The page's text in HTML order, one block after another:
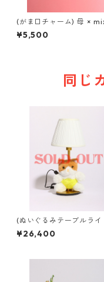
(がま口チャーム) 母 ×
ack)
¥5,500
同じ
(ぬいぐるみテーブルラ
abyちゃんライト
¥26,400